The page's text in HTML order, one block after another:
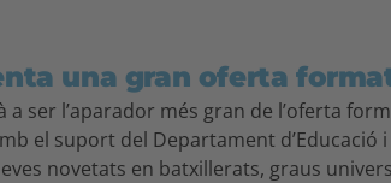
una gran oferta
ser l’aparador més gran de l’oferta
el suport del Departament
novetats en batxillerats, graus